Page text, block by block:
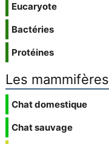
Eucaryote
Bactéries
Protéines
Les mammifères
Chat domestique
Chat sauvage